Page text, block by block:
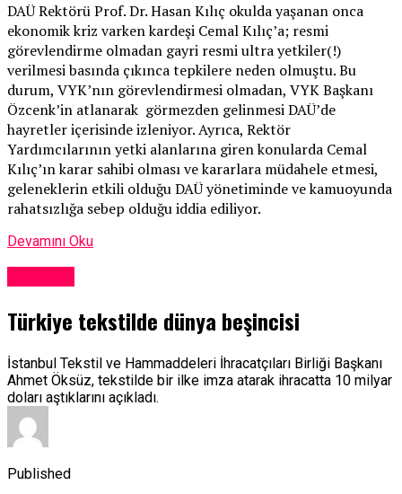
DAÜ Rektörü Prof. Dr. Hasan Kılıç okulda yaşanan onca
ekonomik kriz varken kardeşi Cemal Kılıç’a; resmi
görevlendirme olmadan gayri resmi ultra yetkiler(!)
verilmesi basında çıkınca tepkilere neden olmuştu. Bu
durum, VYK’nın görevlendirmesi olmadan, VYK Başkanı
Özcenk’in atlanarak görmezden gelinmesi DAÜ’de
hayretler içerisinde izleniyor. Ayrıca, Rektör
Yardımcılarının yetki alanlarına giren konularda Cemal
Kılıç’ın karar sahibi olması ve kararlara müdahele etmesi,
geleneklerin etkili olduğu DAÜ yönetiminde ve kamuoyunda
rahatsızlığa sebep olduğu iddia ediliyor.
Devamını Oku
Türkiye tekstilde dünya beşincisi
İstanbul Tekstil ve Hammaddeleri İhracatçıları Birliği Başkanı
Ahmet Öksüz, tekstilde bir ilke imza atarak ihracatta 10 milyar
doları aştıklarını açıkladı.
Published